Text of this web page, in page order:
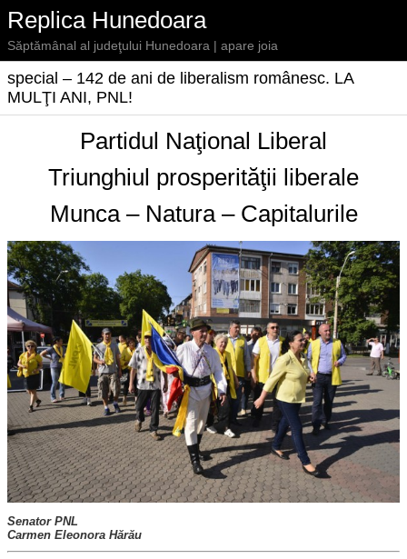
Replica Hunedoara
Săptămânal al judeţului Hunedoara | apare joia
special – 142 de ani de liberalism românesc. LA
MULŢI ANI, PNL!
Partidul Naţional Liberal
Triunghiul prosperităţii liberale
Munca – Natura – Capitalurile
Senator PNL
Carmen Eleonora Hărău